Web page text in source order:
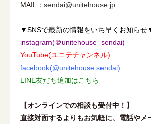
MAIL： sendai@unitehouse.jp
▼SNSで最新の情報をいち早くお知らせ
instagram(＠unitehouse_sendai)
YouTube(ユニテチャンネル)
facebook(@unitehouse.sendai)
LINE友だち追加はこちら
【オンラインでの相談も受付中！】
直接対面するよりもお気軽に、電話やメ